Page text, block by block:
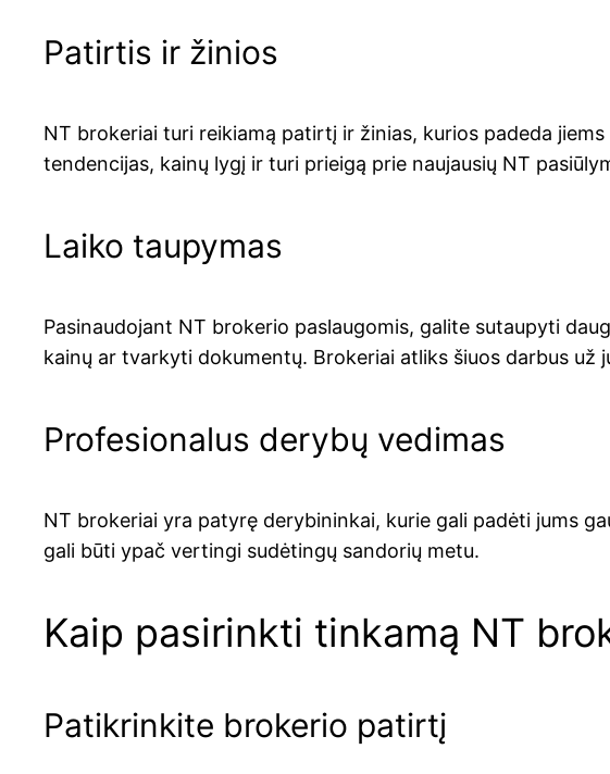
Patirtis ir žinios
NT brokeriai turi reikiamą patirtį ir žinias, kurios padeda
tendencijas, kainų lygį ir turi prieigą prie naujausių NT
Laiko taupymas
Pasinaudojant NT brokerio paslaugomis, galite sutaupyti
kainų ar tvarkyti dokumentų. Brokeriai atliks šiuos darbus už
Profesionalus derybų vedimas
NT brokeriai yra patyrę derybininkai, kurie gali padėti jums
gali būti ypač vertingi sudėtingų sandorių metu.
Kaip pasirinkti tinkamą NT
Patikrinkite brokerio patirtį